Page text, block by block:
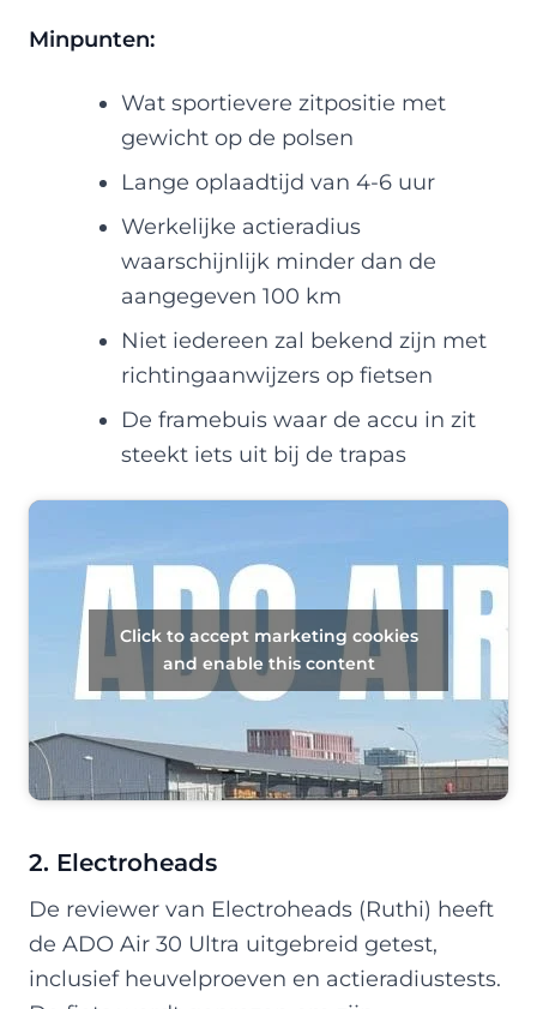
Minpunten:
Wat sportievere zitpositie met
gewicht op de polsen
Lange oplaadtijd van 4-6 uur
Werkelijke actieradius
waarschijnlijk minder dan de
aangegeven 100 km
Niet iedereen zal bekend zijn met
richtingaanwijzers op fietsen
De framebuis waar de accu in zit
steekt iets uit bij de trapas
Click to accept marketing cookies
and enable this content
2. Electroheads
De reviewer van Electroheads (Ruthi) heeft
de ADO Air 30 Ultra uitgebreid getest,
inclusief heuvelproeven en actieradiustests.